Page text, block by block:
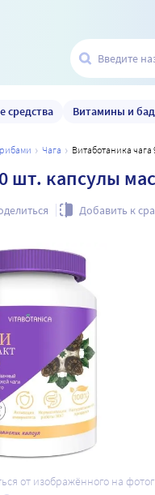
средства Витамины и бад
чага Витаботаника
шт. капсулы
Добавить к
от изображённого на